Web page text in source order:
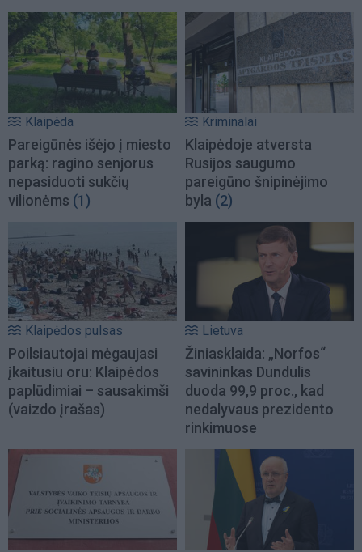
Klaipėda
Pareigūnės išėjo į miesto
parką: ragino senjorus
nepasiduoti sukčių
vilionėms (1)
Kriminalai
Klaipėdoje atversta
Rusijos saugumo
pareigūno šnipinėjimo
byla (2)
Klaipėdos pulsas
Poilsiautojai mėgaujasi
įkaitusiu oru: Klaipėdos
paplūdimiai – sausakimši
(vaizdo įrašas)
Lietuva
Žiniasklaida: „Norfos“
savininkas Dundulis
duoda 99,9 proc., kad
nedalyvaus prezidento
rinkimuose